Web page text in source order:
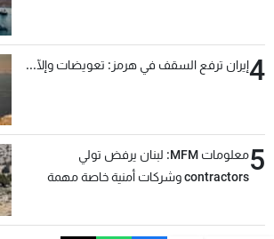
4إيران ترفع السقف في هرمز: تعويضات وإلّا...
5
معلومات MFM: لبنان يرفض تولي
contractors وشركات أمنية خاصة مهمة